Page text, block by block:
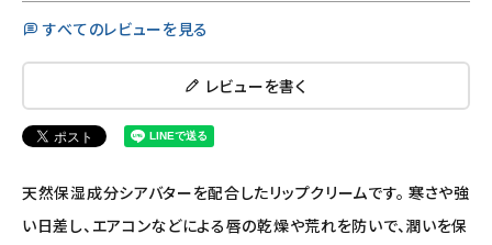
アカウント情報
meeting_room ログイン person 会員登録
すべてのレビューを見る
レビューを書く
天然保湿成分シアバターを配合したリップクリームです。 寒さや強
い日差し、エアコンなどによる唇の乾燥や荒れを防いで、潤いを保